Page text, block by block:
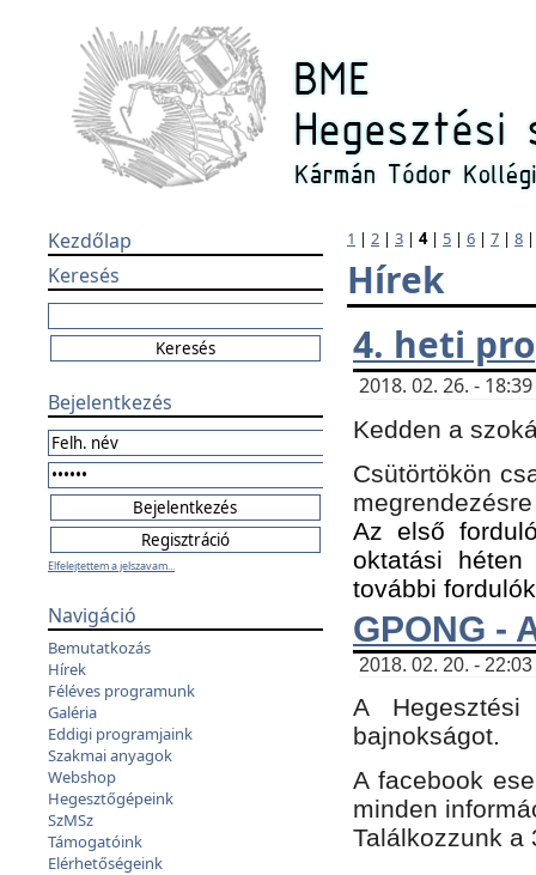
Kezdőlap
Keresés
Bejelentkezés
Elfelejtettem a jelszavam...
Navigáció
Bemutatkozás
Hírek
Féléves programunk
Galéria
Eddigi programjaink
Szakmai anyagok
Webshop
Hegesztőgépeink
SzMSz
Támogatóink
Elérhetőségeink
1 | 2 | 3 | 4| 5 | 6 | 7 | 8
Hírek
4. heti
2018. 02. 26. -
Kedden a
Csütörtökön
Az első
oktatási
további
GPONG -
2018. 02. 20. -
A
bajnokságot.
A facebook
minden
Találkozzunk a